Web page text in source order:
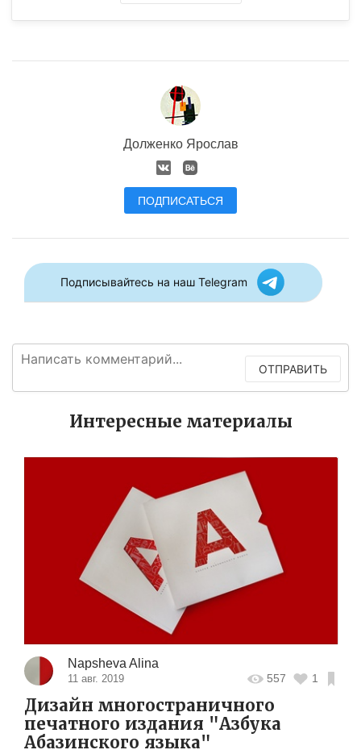
Долженко Ярослав
ПОДПИСАТЬСЯ
Подписывайтесь на наш Telegram
ОТПРАВИТЬ
Интересные материалы
Napsheva Alina
11 авг. 2019 557 1
Дизайн многостраничного
печатного издания "Азбука
Абазинского языка"